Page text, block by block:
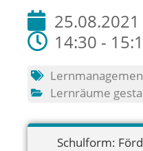
25.08.2021
14:30 -
Lernräume
Schulform: